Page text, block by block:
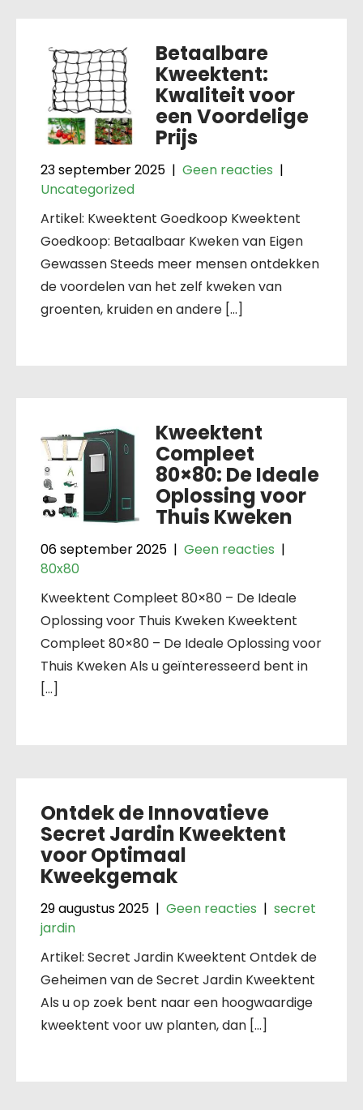
Betaalbare
Kweektent:
Kwaliteit voor
een Voordelige
Prijs
23 september 2025 | Geen reacties |
Uncategorized
Artikel: Kweektent Goedkoop Kweektent
Goedkoop: Betaalbaar Kweken van Eigen
Gewassen Steeds meer mensen ontdekken
de voordelen van het zelf kweken van
groenten, kruiden en andere […]
Kweektent
Compleet
80×80: De Ideale
Oplossing voor
Thuis Kweken
06 september 2025 | Geen reacties |
80x80
Kweektent Compleet 80×80 – De Ideale
Oplossing voor Thuis Kweken Kweektent
Compleet 80×80 – De Ideale Oplossing voor
Thuis Kweken Als u geïnteresseerd bent in
[…]
Ontdek de Innovatieve
Secret Jardin Kweektent
voor Optimaal
Kweekgemak
29 augustus 2025 | Geen reacties | secret
jardin
Artikel: Secret Jardin Kweektent Ontdek de
Geheimen van de Secret Jardin Kweektent
Als u op zoek bent naar een hoogwaardige
kweektent voor uw planten, dan […]